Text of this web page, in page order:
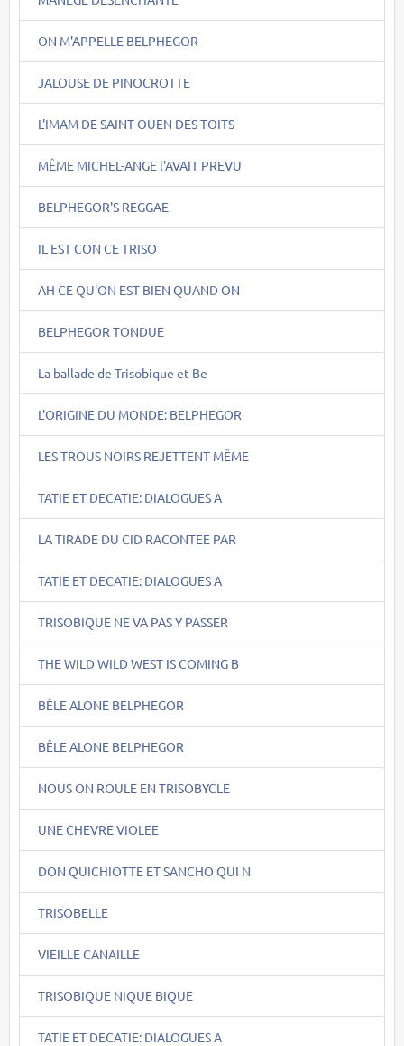
ON M'APPELLE BELPHEGOR
JALOUSE DE PINOCROTTE
L'IMAM DE SAINT OUEN DES TOITS
MÊME MICHEL-ANGE l'AVAIT PREVU
BELPHEGOR'S REGGAE
IL EST CON CE TRISO
AH CE QU'ON EST BIEN QUAND ON
BELPHEGOR TONDUE
La ballade de Trisobique et Be
L'ORIGINE DU MONDE: BELPHEGOR
LES TROUS NOIRS REJETTENT MÊME
TATIE ET DECATIE: DIALOGUES A
LA TIRADE DU CID RACONTEE PAR
TATIE ET DECATIE: DIALOGUES A
TRISOBIQUE NE VA PAS Y PASSER
THE WILD WILD WEST IS COMING B
BÊLE ALONE BELPHEGOR
BÊLE ALONE BELPHEGOR
NOUS ON ROULE EN TRISOBYCLE
UNE CHEVRE VIOLEE
DON QUICHIOTTE ET SANCHO QUI N
TRISOBELLE
VIEILLE CANAILLE
TRISOBIQUE NIQUE BIQUE
TATIE ET DECATIE: DIALOGUES A